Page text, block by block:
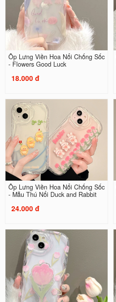
Ốp Lưng Viền Hoa Nổi Chống Sốc
- Flowers Good Luck
18.000 đ
Ốp Lưng Viền Hoa Nổi Chống Sốc
- Mẫu Thú Nổi Duck and Rabbit
24.000 đ